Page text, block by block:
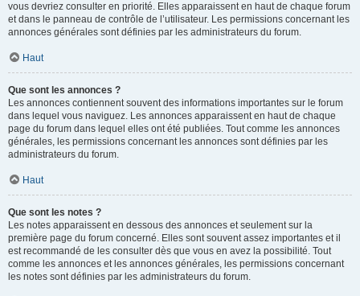
vous devriez consulter en priorité. Elles apparaissent en haut de chaque forum
et dans le panneau de contrôle de l’utilisateur. Les permissions concernant les
annonces générales sont définies par les administrateurs du forum.
Haut
Que sont les annonces ?
Les annonces contiennent souvent des informations importantes sur le forum
dans lequel vous naviguez. Les annonces apparaissent en haut de chaque
page du forum dans lequel elles ont été publiées. Tout comme les annonces
générales, les permissions concernant les annonces sont définies par les
administrateurs du forum.
Haut
Que sont les notes ?
Les notes apparaissent en dessous des annonces et seulement sur la
première page du forum concerné. Elles sont souvent assez importantes et il
est recommandé de les consulter dès que vous en avez la possibilité. Tout
comme les annonces et les annonces générales, les permissions concernant
les notes sont définies par les administrateurs du forum.